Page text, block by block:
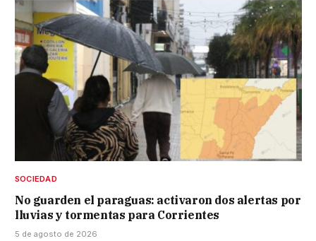
SOCIEDAD
No guarden el paraguas: activaron dos alertas por
lluvias y tormentas para Corrientes
5 de agosto de 2026